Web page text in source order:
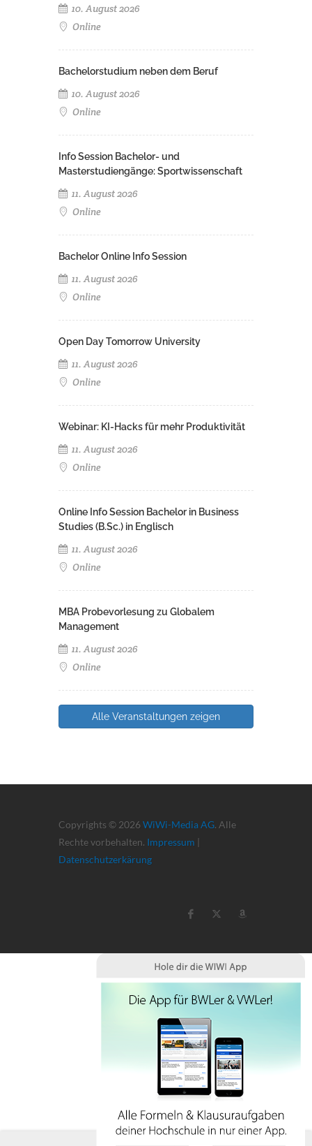
10. August 2026
Online
Bachelorstudium neben dem Beruf
10. August 2026
Online
Info Session Bachelor- und
Masterstudiengänge: Sportwissenschaft
11. August 2026
Online
Bachelor Online Info Session
11. August 2026
Online
Open Day Tomorrow University
11. August 2026
Online
Webinar: KI-Hacks für mehr Produktivität
11. August 2026
Online
Online Info Session Bachelor in Business
Studies (B.Sc.) in Englisch
11. August 2026
Online
MBA Probevorlesung zu Globalem
Management
11. August 2026
Online
Alle Veranstaltungen zeigen
Copyrights © 2026 WiWi-Media AG. Alle
Rechte vorbehalten. Impressum |
Datenschutzerkärung